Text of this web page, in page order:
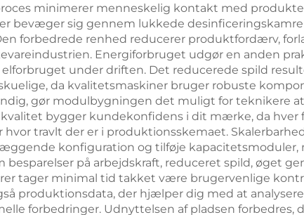
minimerer menneskelig kontakt med
bevæger sig gennem lukkede
forbedrede renhed reducerer produktfordærv,
Energiforbruget udgør en anden
under driften. Det reducerede spild
da kvalitetsmaskiner bruger robuste
gør modulbygningen det muligt for teknikere
bygger kundekonfidens i dit mærke, da hver
travlt der er i produktionsskemaet.
konfiguration og tilføje kapacitetsmoduler,
på arbejdskraft, reduceret spild, øget
tager minimal tid takket være brugervenlige
produktionsdata, der hjælper dig med at
forbedringer. Udnyttelsen af pladsen forbedres,